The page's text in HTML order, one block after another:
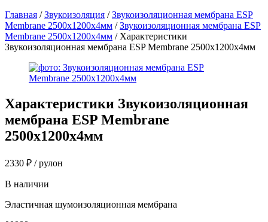
Главная /Звукоизоляция /Звукоизоляционная мембрана ESP
Membrane 2500х1200х4мм /Звукоизоляционная мембрана ESP
Membrane 2500х1200х4мм / Характеристики
Звукоизоляционная мембрана ESP Membrane 2500х1200х4мм
Характеристики Звукоизоляционная
мембрана ESP Membrane
2500х1200х4мм
2330 ₽ / рулон
В наличии
Эластичная шумоизоляционная мембрана